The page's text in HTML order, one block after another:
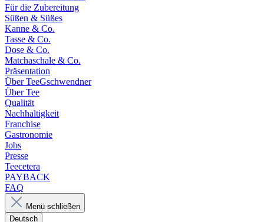
Für die Zubereitung
Süßen & Süßes
Kanne & Co.
Tasse & Co.
Dose & Co.
Matchaschale & Co.
Präsentation
Über TeeGschwendner
Über Tee
Qualität
Nachhaltigkeit
Franchise
Gastronomie
Jobs
Presse
Teecetera
PAYBACK
FAQ
Menü schließen
Deutsch